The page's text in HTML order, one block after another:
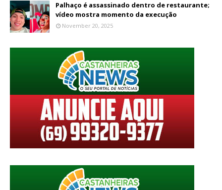
Palhaço é assassinado dentro de restaurante;
vídeo mostra momento da execução
November 20, 2025